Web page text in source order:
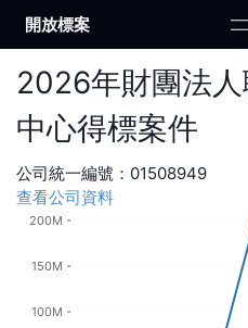
開放標案
2026年財團法
中心得標案件
公司統一編號： 01508949
查看公司資料
100M
150M
200M